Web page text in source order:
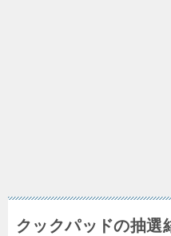
クックパッドの抽